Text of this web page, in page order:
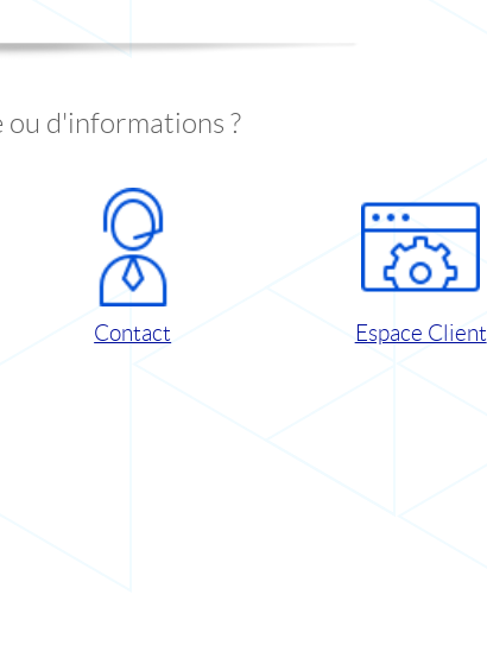
ou d'informations ?
Contact Espace Client